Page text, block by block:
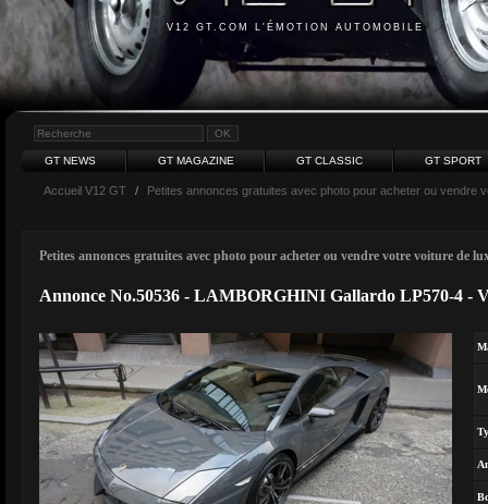
V12 GT.COM L'ÉMOTION AUTOMOBILE
GT NEWS GT MAGAZINE GT CLASSIC GT SPORT
Accueil V12 GT / Petites annonces gratuites avec photo pour acheter ou vendre
Petites annonces gratuites avec photo pour acheter ou vendre votre voiture de
Annonce No.50536 - LAMBORGHINI Gallardo LP570-4 -